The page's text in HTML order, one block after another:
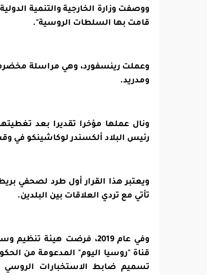
ووصفت وزارة الخارجية والتنمية
قامت بها السلطات الروسية".
وعملت رينسفورد، وهي مراسلة
ومدريد.
ونال عملها مؤخرا تقديرا بعد
رئيس البلاد ألكسندر لوكاشينكو في
ويعتبر هذا القرار أول طرد لصحفي
تأتي مع تردي العلاقات بين البلدين.
وفي عام 2019، فرضت هيئة
قناة "روسيا اليوم" المدعومة من
تسميم ضابط الاستخبارات الروسي